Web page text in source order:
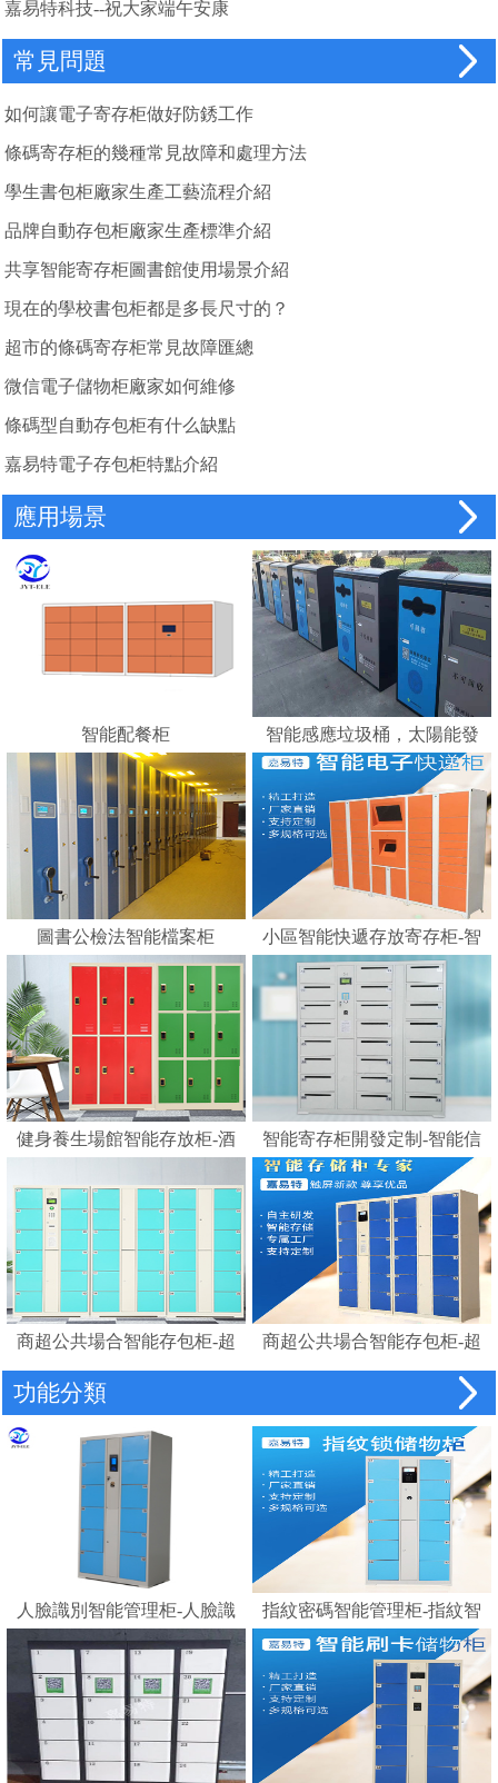
嘉易特科技--祝大家端午安康
常見問題
如何讓電子寄存柜做好防銹工作
條碼寄存柜的幾種常見故障和處理方法
學生書包柜廠家生產工藝流程介紹
品牌自動存包柜廠家生產標準介紹
共享智能寄存柜圖書館使用場景介紹
現在的學校書包柜都是多長尺寸的？
超市的條碼寄存柜常見故障匯總
微信電子儲物柜廠家如何維修
條碼型自動存包柜有什么缺點
嘉易特電子存包柜特點介紹
應用場景
智能配餐柜
智能感應垃圾桶，太陽能發
電，智能垃圾分類的好幫手
---蘇州嘉易特電子科技有限
公司
圖書公檢法智能檔案柜
小區智能快遞存放寄存柜-智
能化快遞柜 E郵
健身養生場館智能存放柜-酒
鎖柜桑拿更衣柜手腕卡
智能寄存柜開發定制-智能信
報箱電子寄存柜
商超公共場合智能存包柜-超
市智能儲物柜密碼柜電子存
包柜
商超公共場合智能存包柜-超
市智能條碼寄存儲物柜電子
存包柜
功能分類
人臉識別智能管理柜-人臉識
別存包柜指紋智能電子寄存
柜
指紋密碼智能管理柜-指紋智
能電子寄存柜